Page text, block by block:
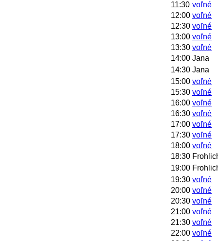
11:30 voľné
12:00 voľné
12:30 voľné
13:00 voľné
13:30 voľné
14:00 Jana
14:30 Jana
15:00 voľné
15:30 voľné
16:00 voľné
16:30 voľné
17:00 voľné
17:30 voľné
18:00 voľné
18:30
19:00
19:30 voľné
20:00 voľné
20:30 voľné
21:00 voľné
21:30 voľné
22:00 voľné